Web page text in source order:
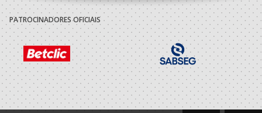
PATROCINADORES OFICIAIS